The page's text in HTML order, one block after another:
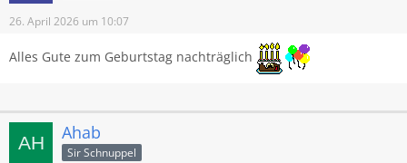
26. April 2026 um 10:07
Alles Gute zum Geburtstag nachträglich
Ahab
Sir Schnuppel